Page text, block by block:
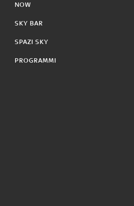
NOW
SKY BAR
SPAZI SKY
PROGRAMMI